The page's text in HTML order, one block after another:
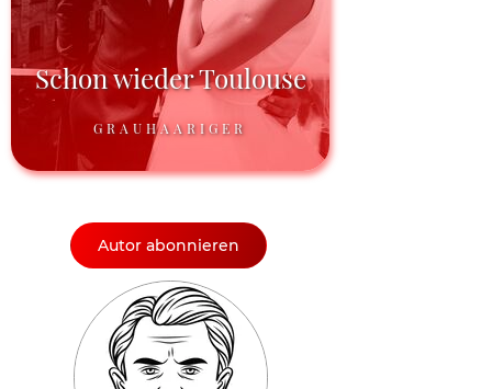
Schon wieder Toulouse
GRAUHAARIGER
Autor abonnieren